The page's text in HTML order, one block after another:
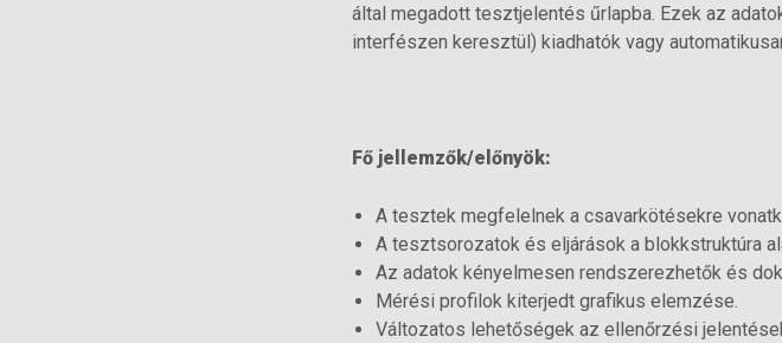
által megadott tesztjelentés űrlapba. Ezek az
interfészen keresztül) kiadhatók vagy
Fő jellemzők/előnyök:
A tesztek megfelelnek a csavarkötésekre
A tesztsorozatok és eljárások a blokkstruktúra
Az adatok kényelmesen rendszerezhetők és
Mérési profilok kiterjedt grafikus elemzése.
Változatos lehetőségek az ellenőrzési